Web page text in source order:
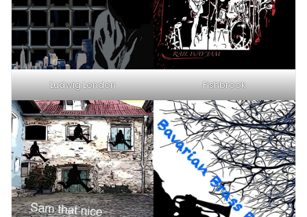
Ludwig London Fishbrook